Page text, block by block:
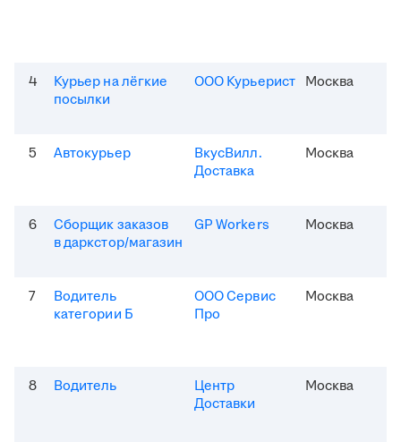
4
Курьер на лёгкие
посылки
ООО Курьерист Москва
5 Автокурьер
ВкусВилл.
Доставка
Москва
6
Сборщик заказов
в даркстор/магазин
GP Workers Москва
7
Водитель
категории Б
ООО Сервис
Про
Москва
8 Водитель
Центр
Доставки
Москва